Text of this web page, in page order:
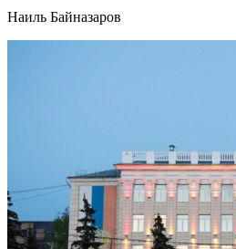
Наиль Байназаров